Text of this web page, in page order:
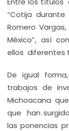
“Cotija durante
Romero
México”, así
ellos diferentes
De igual
trabajos de
Michoacana
que han
las ponencias